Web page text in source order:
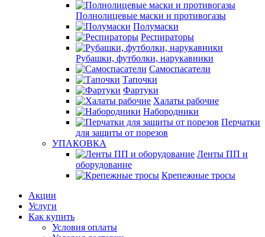
Полнолицевые маски и противогазы
Полумаски
Респираторы
Рубашки, футболки, нарукавники
Самоспасатели
Тапочки
Фартуки
Халаты рабочие
Набородники
Перчатки
для защиты от порезов
УПАКОВКА
Ленты ПП и
оборудование
Крепежные тросы
Акции
Услуги
Как купить
Условия оплаты